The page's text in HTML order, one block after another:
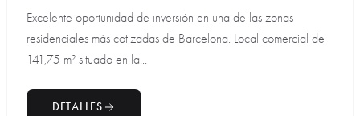
Excelente oportunidad de inversión en una de las zonas
residenciales más cotizadas de Barcelona. Local comercial de
141,75 m² situado en la...
DETALLES